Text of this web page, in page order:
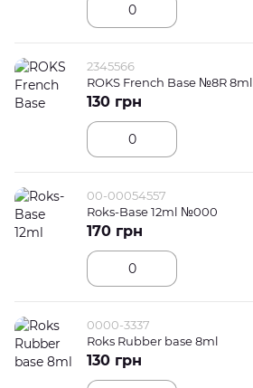
2345566
ROKS French Base №8R 8ml
130 грн
00-00054557
Roks-Base 12ml №000
170 грн
0000-3337
Roks Rubber base 8ml
130 грн